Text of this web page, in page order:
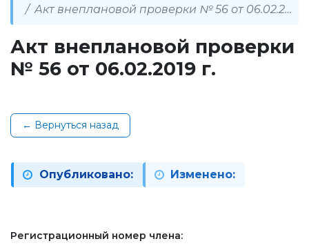
Акт внеплановой проверки № 56 от 06.02.2019 г.
Акт внеплановой проверки
№ 56 от 06.02.2019 г.
← Вернуться назад
Опубликовано: Изменено:
Регистрационный номер члена: